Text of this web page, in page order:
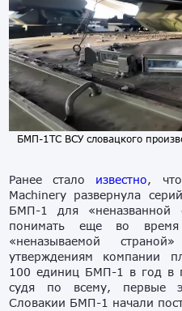
БМП-1ТС ВСУ словацкого
Ранее стало известно,
Machinery развернула
БМП-1 для
понимать еще во время
«неназываемой
утверждениям компании
100 единиц БМП-1 в год в
судя по всему, первые
Словакии БМП-1 начали